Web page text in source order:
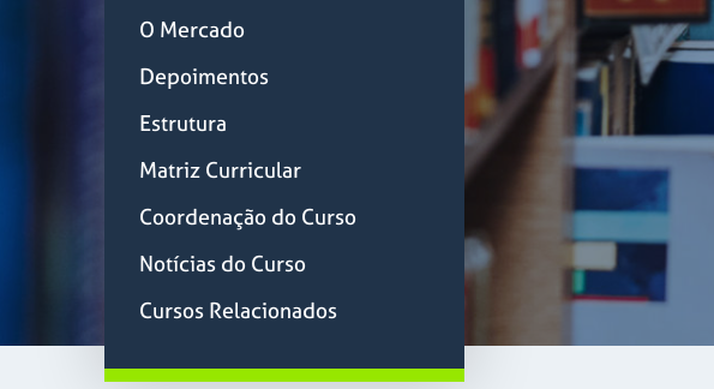
O Mercado
Depoimentos
Estrutura
Matriz Curricular
Coordenação do Curso
Notícias do Curso
Cursos Relacionados